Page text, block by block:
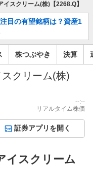
スクリーム(株)【2268.Q】
目の有望銘柄は？資産1
株つぶやき 決算
クリーム(株)
--:--
リアルタイム株価
証券アプリを開く
スクリーム